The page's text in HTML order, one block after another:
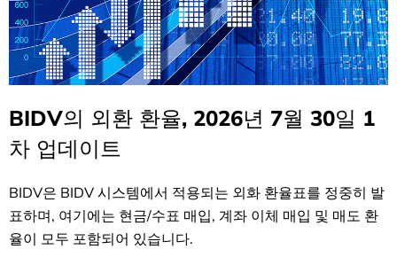
BIDV의 외환 환율, 2026년 7월 30일 1
차 업데이트
BIDV은 BIDV 시스템에서 적용되는 외화 환율표를 정중히 발
표하며, 여기에는 현금/수표 매입, 계좌 이체 매입 및 매도 환
율이 모두 포함되어 있습니다.